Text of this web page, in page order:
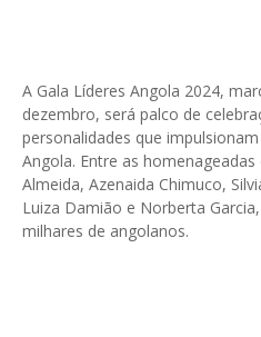
A Gala Líderes Angola 2024,
dezembro, será palco de
personalidades que
Angola. Entre as
Almeida, Azenaida Chimuco,
Luiza Damião e Norberta
milhares de angolanos.